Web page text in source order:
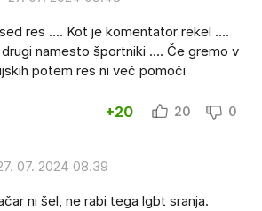
res .... Kot je komentator rekel ....
namesto športniki .... Če gremo v
potem res ni več pomoči
+20 20 0
07. 2024 08.39
ni šel, ne rabi tega lgbt sranja.